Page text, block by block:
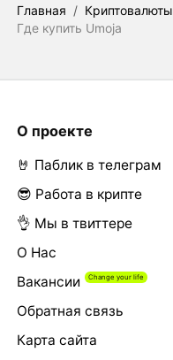
Главная / Криптовалюты
Где купить Umoja
О проекте
🤘 Паблик в телеграм
😎 Работа в крипте
👌 Мы в твиттере
О Нас
Вакансии
Обратная связь
Карта сайта